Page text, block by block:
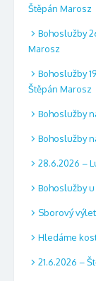
Štěpán Marosz
Bohoslužby
Marosz
Bohoslužby
Štěpán Marosz
Bohoslužby
Bohoslužby
28.6.2026 –
Bohoslužby
Sborový
Hledáme
21.6.2026 –